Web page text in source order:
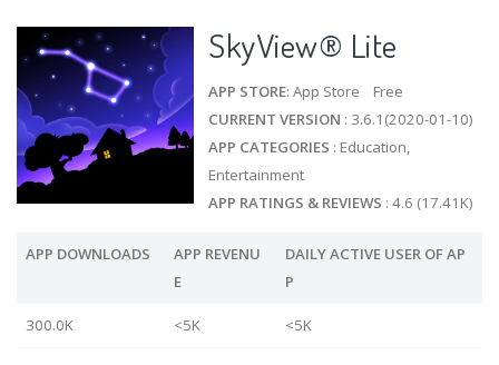
SkyView® Lite
APP STORE: App Store Free
CURRENT VERSION : 3.6.1(2020-01-10)
APP CATEGORIES : Education,
Entertainment
APP RATINGS & REVIEWS : 4.6 (17.41K)
APP DOWNLOADS
APP REVENU
E
DAILY ACTIVE USER OF AP
P
300.0K <5K <5K